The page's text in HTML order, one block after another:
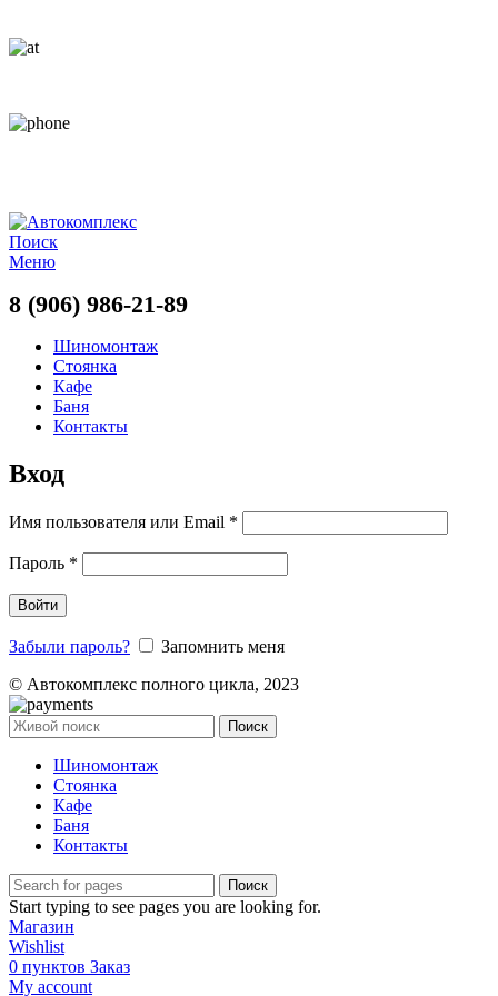
Поиск
Меню
8 (906) 986-21-89
Шиномонтаж
Стоянка
Кафе
Баня
Контакты
Вход
Имя пользователя или Email *
Пароль *
Войти
Забыли пароль?
Запомнить меня
© Автокомплекс полного цикла, 2023
Поиск
Шиномонтаж
Стоянка
Кафе
Баня
Контакты
Поиск
Start typing to see pages you are looking for.
Магазин
Wishlist
0 пунктов Заказ
My account